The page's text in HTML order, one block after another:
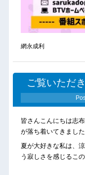
網永成利
ご覧いただ
皆さんこんにちは志
が落ち着いてきました
夏が大好きな私は、
う寂しさを感じるこ